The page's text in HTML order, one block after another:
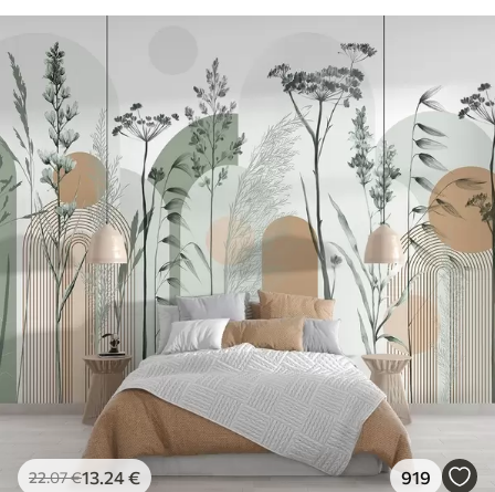
22.07€13 .24€ 919